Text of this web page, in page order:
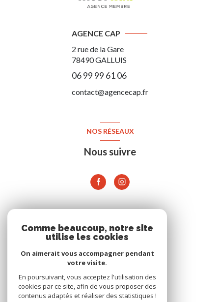
AGENCE CAP
2 rue de la Gare
78490GALLUIS
06 99 99 61 06
contact@agencecap.fr
NOS RÉSEAUX
Nous suivre
Comme beaucoup, notre site
utilise les cookies
On aimerait vous accompagner pendant
votre visite.
En poursuivant, vous acceptez l'utilisation des
cookies par ce site, afin de vous proposer des
contenus adaptés et réaliser des statistiques !